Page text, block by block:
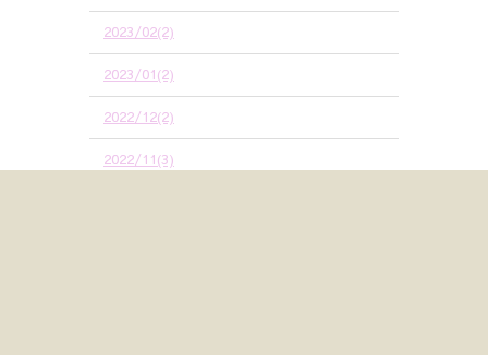
2023/02(2)
2023/01(2)
2022/12(2)
2022/11(3)